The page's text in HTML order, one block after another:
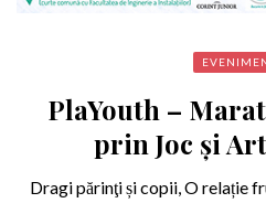
PlaYouth –
prin Joc și
Dragi părinţi și copii, O relație